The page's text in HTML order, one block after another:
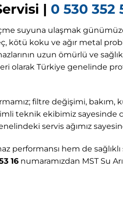
| 0 530 352
suyuna ulaşmak
kötü koku ve ağır metal
uzun ömürlü ve
olarak Türkiye genelinde
filtre değişimi,
teknik ekibimiz sayesinde
servis ağımız
performansı hem de
16numaramızdan MST Su